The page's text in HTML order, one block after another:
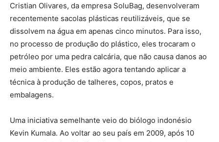
Cristian Olivares, da empresa SoluBag, desenvolveram
recentemente sacolas plásticas reutilizáveis, que se
dissolvem na água em apenas cinco minutos. Para isso,
no processo de produção do plástico, eles trocaram o
petróleo por uma pedra calcária, que não causa danos ao
meio ambiente. Eles estão agora tentando aplicar a
técnica à produção de talheres, copos, pratos e
embalagens.
Uma iniciativa semelhante veio do biólogo indonésio
Kevin Kumala. Ao voltar ao seu país em 2009, após 10